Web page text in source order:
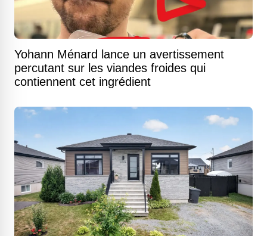
Yohann Ménard lance un avertissement
percutant sur les viandes froides qui
contiennent cet ingrédient